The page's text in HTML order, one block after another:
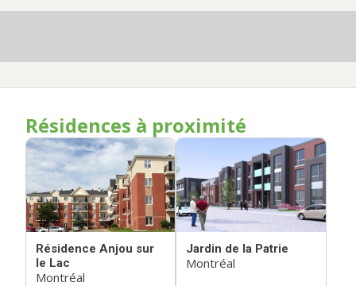
Résidences à proximité
Résidence Anjou sur
le Lac
Montréal
Jardin de la Patrie
Montréal